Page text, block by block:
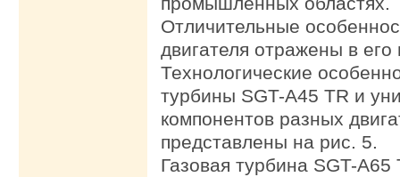
Отличительные
двигателя отражены в
Технологические
турбины SGT-A45 TR и
компонентов разных
представлены на рис. 5.
Газовая турбина SGT-